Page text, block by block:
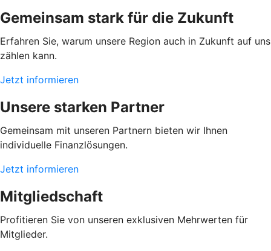
Gemeinsam stark für die Zukunft
Erfahren Sie, warum unsere Region auch in Zukunft auf uns
zählen kann.
Jetzt informieren
Unsere starken Partner
Gemeinsam mit unseren Partnern bieten wir Ihnen
individuelle Finanzlösungen.
Jetzt informieren
Mitgliedschaft
Profitieren Sie von unseren exklusiven Mehrwerten für
Mitglieder.